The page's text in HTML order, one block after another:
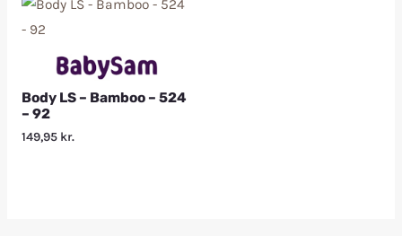
Body LS – Bamboo – 524
– 92
149,95 kr.